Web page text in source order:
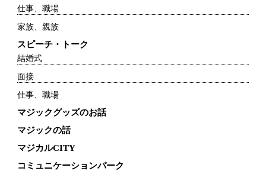
仕事、職場
家族、親族
スピーチ・トーク
結婚式
面接
仕事、職場
マジックグッズのお話
マジックの話
マジカルCITY
コミュニケーションパーク